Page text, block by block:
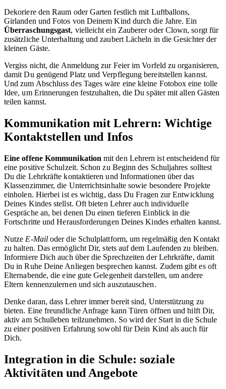
Dekoriere den Raum oder Garten festlich mit Luftballons,
Girlanden und Fotos von Deinem Kind durch die Jahre. Ein
Überraschungsgast, vielleicht ein Zauberer oder Clown, sorgt für
zusätzliche Unterhaltung und zaubert Lächeln in die Gesichter der
kleinen Gäste.
Vergiss nicht, die Anmeldung zur Feier im Vorfeld zu organisieren,
damit Du genügend Platz und Verpflegung bereitstellen kannst.
Und zum Abschluss des Tages wäre eine kleine Fotobox eine tolle
Idee, um Erinnerungen festzuhalten, die Du später mit allen Gästen
teilen kannst.
Kommunikation mit Lehrern: Wichtige
Kontaktstellen und Infos
Eine offene Kommunikation mit den Lehrern ist entscheidend für
eine positive Schulzeit. Schon zu Beginn des Schuljahres solltest
Du die Lehrkräfte kontaktieren und Informationen über das
Klassenzimmer, die Unterrichtsinhalte sowie besondere Projekte
einholen. Hierbei ist es wichtig, dass Du Fragen zur Entwicklung
Deines Kindes stellst. Oft bieten Lehrer auch individuelle
Gespräche an, bei denen Du einen tieferen Einblick in die
Fortschritte und Herausforderungen Deines Kindes erhalten kannst.
Nutze E-Mailoder die Schulplattform, um regelmäßig den Kontakt
zu halten. Das ermöglicht Dir, stets auf dem Laufenden zu bleiben.
Informiere Dich auch über die Sprechzeiten der Lehrkräfte, damit
Du in Ruhe Deine Anliegen besprechen kannst. Zudem gibt es oft
Elternabende, die eine gute Gelegenheit darstellen, um andere
Eltern kennenzulernen und sich auszutauschen.
Denke daran, dass Lehrer immer bereit sind, Unterstützung zu
bieten. Eine freundliche Anfrage kann Türen öffnen und hilft Dir,
aktiv am Schulleben teilzunehmen. So wird der Start in die Schule
zu einer positiven Erfahrung sowohl für Dein Kind als auch für
Dich.
Integration in die Schule: soziale
Aktivitäten und Angebote